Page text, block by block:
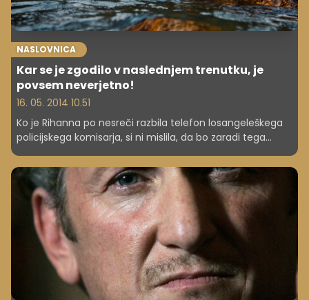
NASLOVNICA
Kar se je zgodilo v naslednjem trenutku, je
povsem neverjetno!
16. 05. 2014 10.51
Ko je Rihanna po nesreči razbila telefon losangeleškega
policijskega komisarja, si ni mislila, da bo zaradi tega
zbranih več kot 60 tisoč evrov.